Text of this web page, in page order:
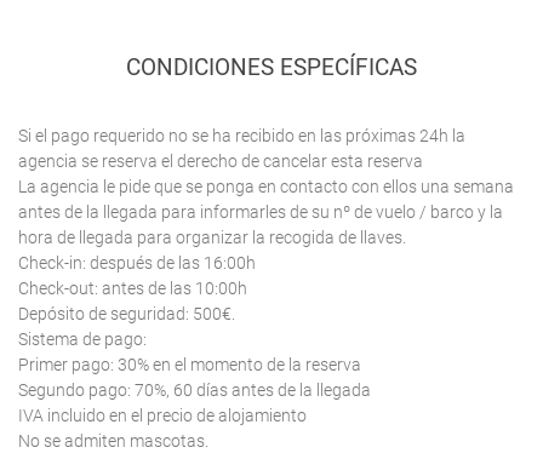
CONDICIONES ESPECÍFICAS
Si el pago requerido no se ha recibido en las próximas 24h la
agencia se reserva el derecho de cancelar esta reserva
La agencia le pide que se ponga en contacto con ellos una semana
antes de la llegada para informarles de su nº de vuelo / barco y la
hora de llegada para organizar la recogida de llaves.
Check-in: después de las 16:00h
Check-out: antes de las 10:00h
Depósito de seguridad: 500€.
Sistema de pago:
Primer pago: 30% en el momento de la reserva
Segundo pago: 70%, 60 días antes de la llegada
IVA incluido en el precio de alojamiento
No se admiten mascotas.